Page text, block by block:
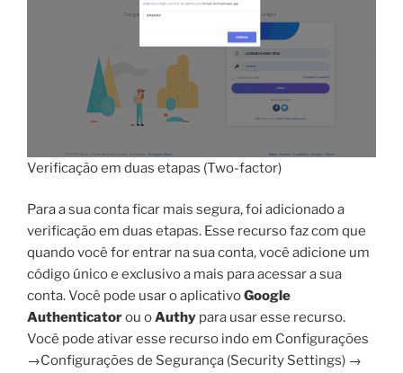
Verificação em duas etapas (Two-factor)
Para a sua conta ficar mais segura, foi adicionado a
verificação em duas etapas. Esse recurso faz com que
quando você for entrar na sua conta, você adicione um
código único e exclusivo a mais para acessar a sua
conta. Você pode usar o aplicativoGoogle
Authenticatorou oAuthy para usar esse recurso.
Você pode ativar esse recurso indo em Configurações
→Configurações de Segurança (Security Settings) →